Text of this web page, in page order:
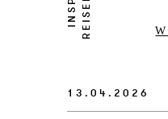
REISEN
13.04.2026